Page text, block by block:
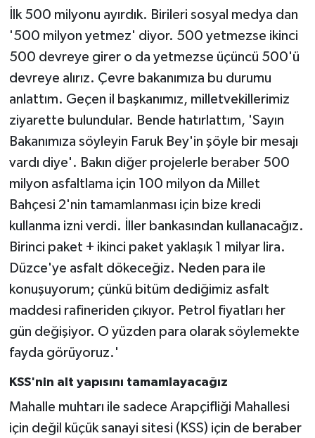
İlk 500 milyonu ayırdık. Birileri sosyal medya dan
'500 milyon yetmez' diyor. 500 yetmezse ikinci
500 devreye girer o da yetmezse üçüncü 500'ü
devreye alırız. Çevre bakanımıza bu durumu
anlattım. Geçen il başkanımız, milletvekillerimiz
ziyarette bulundular. Bende hatırlattım, 'Sayın
Bakanımıza söyleyin Faruk Bey'in şöyle bir mesajı
vardı diye'. Bakın diğer projelerle beraber 500
milyon asfaltlama için 100 milyon da Millet
Bahçesi 2'nin tamamlanması için bize kredi
kullanma izni verdi. İller bankasından kullanacağız.
Birinci paket + ikinci paket yaklaşık 1 milyar lira.
Düzce'ye asfalt dökeceğiz. Neden para ile
konuşuyorum; çünkü bitüm dediğimiz asfalt
maddesi rafineriden çıkıyor. Petrol fiyatları her
gün değişiyor. O yüzden para olarak söylemekte
fayda görüyoruz.'
KSS'nin alt yapısını tamamlayacağız
Mahalle muhtarı ile sadece Arapçifliği Mahallesi
için değil küçük sanayi sitesi (KSS) için de beraber